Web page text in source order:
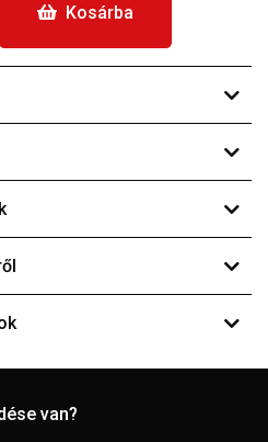
Kosárba
van?